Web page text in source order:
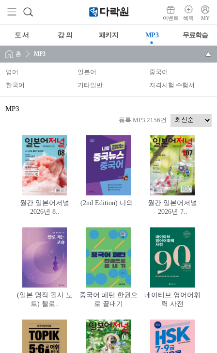
이벤트 혜택 MY
도 서 강 의 패키지 MP3 무료학습
홈 MP3
영어 일본어
중국어
한국어
기타일반 자격시험 수험서
MP3
등록 MP3 2156건
월간 일본어저널
2026년 8..
(2nd Edition) 나의..
월간 일본어저널
2026년 7..
(일본 명작 필사 노
트) 첼로..
중국어 패턴 한권으
로 끝내기
네이티브 영어어휘
력 사전